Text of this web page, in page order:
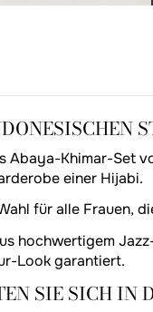
Abaya-Khimar-Set
einer Hijabi.
für alle Frauen,
hochwertigem
Look garantiert.
SIE SICH IN